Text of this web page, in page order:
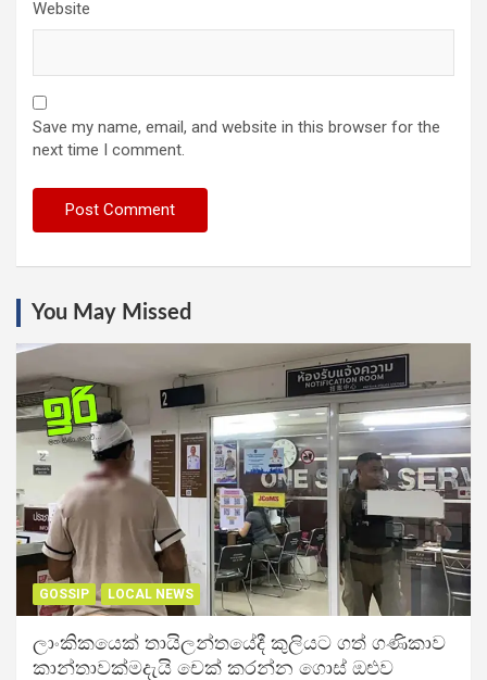
Website
Save my name, email, and website in this browser for the
next time I comment.
You May Missed
GOSSIP LOCAL NEWS
ලාංකිකයෙක් තායිලන්තයේදී කුලියට ගත් ගණිකාව
කාන්තාවක්මදැයි චෙක් කරන්න ගොස් ඔළුව